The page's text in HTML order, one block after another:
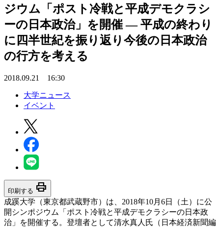
ジウム「ポスト冷戦と平成デモクラシ
ーの日本政治」を開催 — 平成の終わり
に四半世紀を振り返り今後の日本政治
の行方を考える
2018.09.21 16:30
大学ニュース
イベント
印刷する print
成蹊大学（東京都武蔵野市）は、2018年10月6日（土）に公
開シンポジウム「ポスト冷戦と平成デモクラシーの日本政
治」を開催する。登壇者として清水真人氏（日本経済新聞編